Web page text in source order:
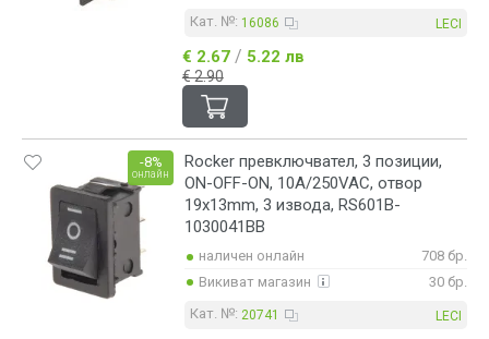
Кат. №: 16086 LECI
€ 2.67 / 5.22 лв
€ 2.90
Rocker превключвател, 3 позиции,
ON-OFF-ON, 10A/250VAC, отвор
19x13mm, 3 извода, RS601B-
1030041BB
-8%
онлайн
наличен онлайн
708 бр.
Викиват магазин
30 бр.
Кат. №: 20741 LECI